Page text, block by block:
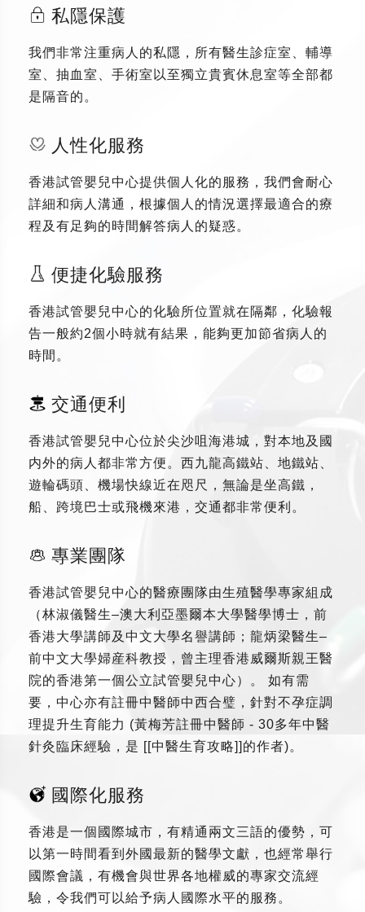
私隱保護
我們非常注重病人的私隱，所有醫生診症室、輔導
室、抽血室、手術室以至獨立貴賓休息室等全部都
是隔音的。
人性化服務
香港試管嬰兒中心提供個人化的服務，我們會耐心
詳細和病人溝通，根據個人的情況選擇最適合的療
程及有足夠的時間解答病人的疑惑。
便捷化驗服務
香港試管嬰兒中心的化驗所位置就在隔鄰，化驗報
告一般約2個小時就有結果，能夠更加節省病人的
時間。
交通便利
香港試管嬰兒中心位於尖沙咀海港城，對本地及國
内外的病人都非常方便。西九龍高鐵站、地鐵站、
遊輪碼頭、機場快線近在咫尺，無論是坐高鐵，
船、跨境巴士或飛機來港，交通都非常便利。
專業團隊
香港試管嬰兒中心的醫療團隊由生殖醫學專家組成
（林淑儀醫生–澳大利亞墨爾本大學醫學博士，前
香港大學講師及中文大學名譽講師；龍炳梁醫生–
前中文大學婦産科教授，曾主理香港威爾斯親王醫
院的香港第一個公立試管嬰兒中心）。 如有需
要，中心亦有註冊中醫師中西合璧，針對不孕症調
理提升生育能力 (黃梅芳註冊中醫師 - 30多年中醫
針灸臨床經驗，是 [[中醫生育攻略]]的作者)。
國際化服務
香港是一個國際城市，有精通兩文三語的優勢，可
以第一時間看到外國最新的醫學文獻，也經常舉行
國際會議，有機會與世界各地權威的專家交流經
驗，令我們可以給予病人國際水平的服務。